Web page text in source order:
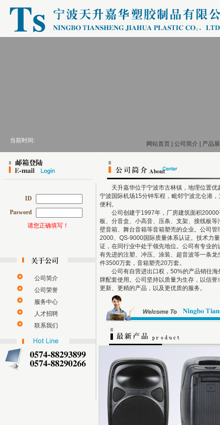
当前时间: 网站首页 公司简介 产品
ID
Pasword
请您正确填写！
公司简介
公司荣誉
服务中心
人才招聘
联系我们
天升嘉华位于宁波市古林镇，地理位置优
宁波国际机场15分钟车程，毗邻宁波北仑港
便利。
公司创建于1997年，厂房建筑面积20000
板、分音盒、小高音、压条、支架、接线板
壁音箱、舞台音箱等音箱塑壳的企业。公司
2000、QS-9000国际质量体系认证。技术力
证，在同行业中处于领先地位。公司有专业
有先进的注塑、冲压、涂装、超音波等一条
件3500万套，音箱塑壳20万套。
公司有自营进出口权，50%的产品销往海
牌配套使用。公司坚持以质量为生存，以信
更新、更精的产品，以及更优质的服务。